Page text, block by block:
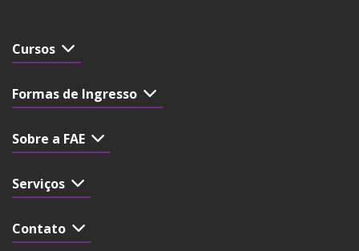
Cursos
Formas de Ingresso
Sobre a FAE
Serviços
Contato